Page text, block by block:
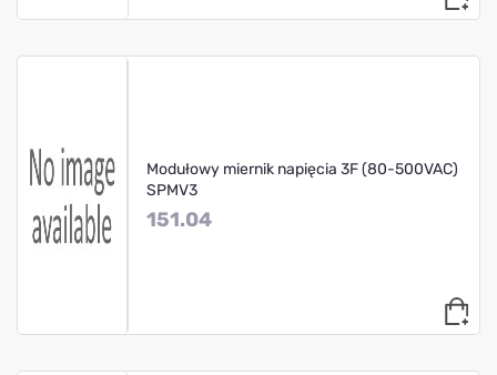
Modułowy miernik napięcia 3F (80-500VAC)
SPMV3
151.04